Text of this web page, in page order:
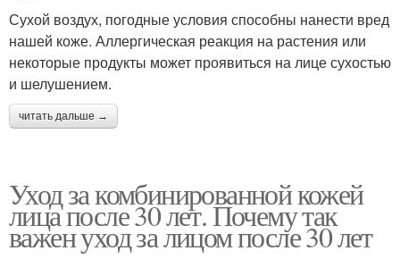
Сухой воздух, погодные условия способны нанести вред
нашей коже. Аллергическая реакция на растения или
некоторые продукты может проявиться на лице сухостью
и шелушением.
читать дальше →
Уход за комбинированной кожей
лица после 30 лет. Почему так
важен уход за лицом после 30 лет